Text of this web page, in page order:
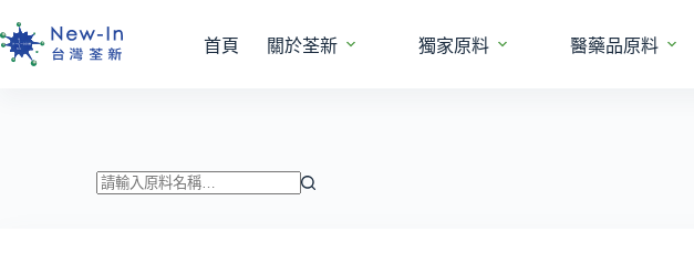
至
主
首頁 關於荃新 獨家原料 醫藥品原料